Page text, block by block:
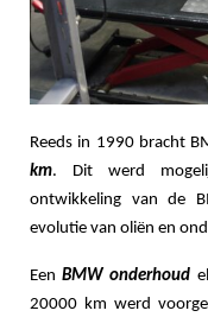
Reeds in 1990 bracht
km. Dit werd
ontwikkeling van de
evolutie van oliën en
EenBMW onderhoud
20000 km werd